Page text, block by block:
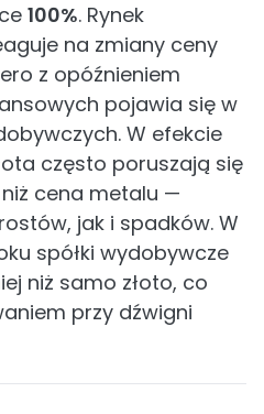
100%. Rynek
na zmiany ceny
z opóźnieniem
pojawia się w
W efekcie
często poruszają się
cena metalu —
jak i spadków. W
spółki wydobywcze
niż samo złoto, co
przy dźwigni